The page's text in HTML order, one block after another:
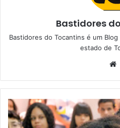
Bastidores
Bastidores do Tocantins é um
estado de
s
i
t